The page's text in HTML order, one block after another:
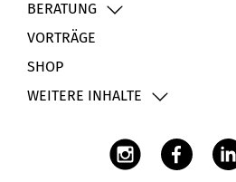
BERATUNG
VORTRÄGE
SHOP
WEITERE INHALTE